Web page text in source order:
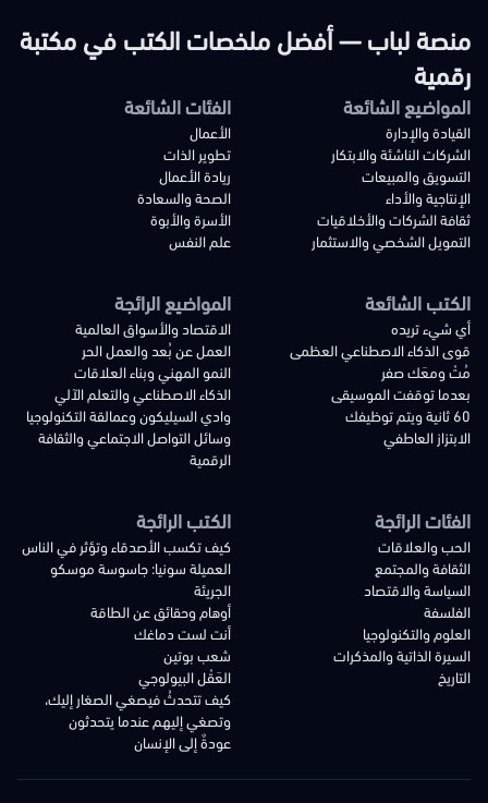
منصة لباب — أفضل ملخصات الكتب في مكتبة
رقمية
المواضيع الشائعة
القيادة والإدارة
الشركات الناشئة والابتكار
التسويق والمبيعات
الإنتاجية والأداء
ثقافة الشركات والأخلاقيات
التمويل الشخصي والاستثمار
الفئات الشائعة
الأعمال
تطوير الذات
ريادة الأعمال
الصحة والسعادة
الأسرة والأبوة
علم النفس
الكتب الشائعة
أي شيء تريده
قوى الذكاء الاصطناعي العظمى
مُتْ ومعَك صفر
بعدما توقفت الموسيقى
60 ثانية ويتم توظيفك
الابتزاز العاطفي
المواضيع الرائجة
الاقتصاد والأسواق العالمية
العمل عن بُعد والعمل الحر
النمو المهني وبناء العلاقات
الذكاء الاصطناعي والتعلم الآلي
وادي السيليكون وعمالقة التكنولوجيا
وسائل التواصل الاجتماعي والثقافة
الرقمية
الفئات الرائجة
الحب والعلاقات
الثقافة والمجتمع
السياسة والاقتصاد
الفلسفة
العلوم والتكنولوجيا
السيرة الذاتية والمذكرات
التاريخ
الكتب الرائجة
كيف تكسب الأصدقاء وتؤثر في الناس
العميلة سونيا: جاسوسة موسكو
الجريئة
أوهام وحقائق عن الطاقة
أنت لست دماغك
شعب بوتين
العَقْل البيولوجي
كيف تتحدثُ فيصغي الصغار إليك،
وتصغي إليهم عندما يتحدثون
عودةٌ إلى الإنسان